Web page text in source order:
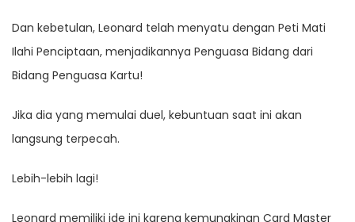
Dan kebetulan, Leonard telah menyatu dengan Peti Mati
Ilahi Penciptaan, menjadikannya Penguasa Bidang dari
Bidang Penguasa Kartu!
Jika dia yang memulai duel, kebuntuan saat ini akan
langsung terpecah.
Lebih-lebih lagi!
Leonard memiliki ide ini karena kemungkinan Card Master